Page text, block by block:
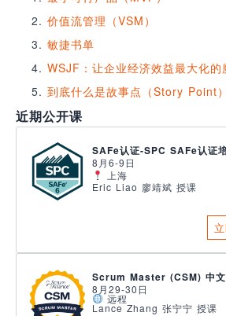
价值流管理（VSM）
敏捷书单
WSJF：让企业经济效益最大化的
到底什么是故事点（Story Point
近期公开课
SAFe认证-SPC SAFe认证
8月6-9日
上海
Eric Liao 廖靖斌 授课
Scrum Master (CSM) 中文
8月29-30日
远程
Lance Zhang 张宁宁 授课